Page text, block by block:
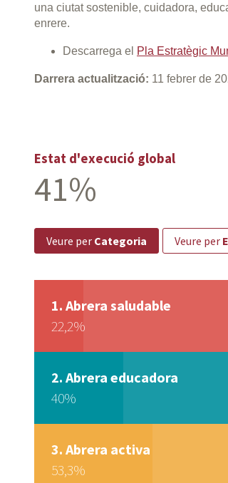
una ciutat sostenible, cuidadora,
enrere.
Descarrega el Pla Estratègic
Darrera actualització: 11 febrer de
Estat d'execució global
41%
veure per Categoria veure per
Abrera saludable
22,2%
Abrera educadora
40%
Abrera activa
53,3%